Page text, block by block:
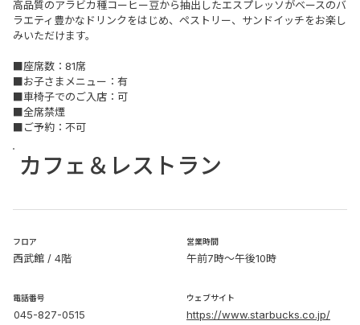
カフェ＆レストラン
高品質のアラビカ種コーヒー豆から抽出したエスプレッソがベースのバ
ラエティ豊かなドリンクをはじめ、ペストリー、サンドイッチをお楽し
みいただけます。
■座席数：81席
■お子さまメニュー：有
■車椅子でのご入店：可
■全席禁煙
■ご予約：不可
​フロア
西武館 / 4階
電話番号
045-827-0515
営業時間
午前7時～午後10時
ウェブサイト
https://www.starbucks.co.jp/